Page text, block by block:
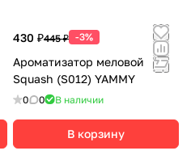
430 ₽445 ₽ -3%
Ароматизатор меловой
Squash (S012) YAMMY
0 0 В наличии
В корзину